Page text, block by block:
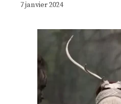
7 janvier 2024